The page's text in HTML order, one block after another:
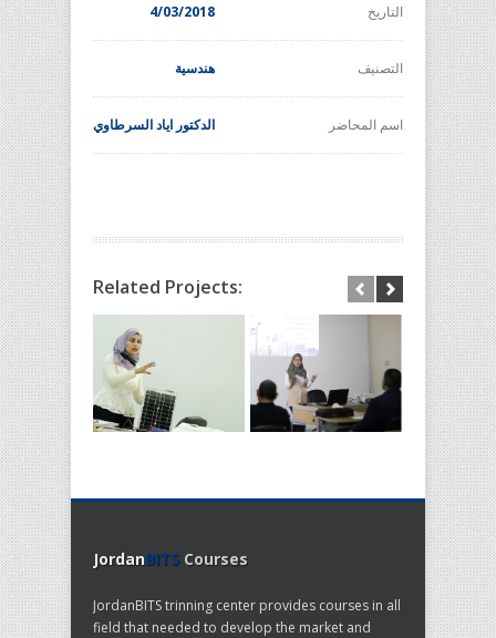
4/03/2018 التاريخ
هندسية التصنيف
الدكتور اياد السرطاوي اسم المحاضر
Related Projects:
JordanBITS Courses
JordanBITS trinning center provides courses in all
field that needed to develop the market and